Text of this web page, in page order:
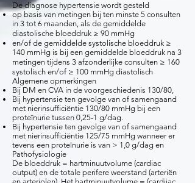
De diagnose hypertensie wordt gesteld
op basis van metingen bij ten minste 5 consulten
in 3 tot 6 maanden, als de gemiddelde
diastolische bloeddruk ≥ 90 mmHg
en/of de gemiddelde systolische bloeddruk ≥
140 mmHg is bij een gemiddelde bloeddruk na 3
metingen tijdens 3 afzonderlijke consulten ≥ 160
systolisch en/of ≥ 100 mmHg diastolisch
Algemene opmerkingen
Bij DM en CVA in de voorgeschiedenis 130/80,
Bij hypertensie ten gevolge van of samengaand
met nierinsufficiëntie 130/80 mmHg bij een
proteïnurie tussen 0,25-1 g/dag.
Bij hypertensie ten gevolge van of samengaand
met nierinsufficiëntie 125/75 mmHg wanneer er
tevens een proteïnurie is van > 1,0 g/dag en
Pathofysiologie
De bloeddruk = hartminuutvolume (cardiac
output) en de totale perifere weerstand (arteriën